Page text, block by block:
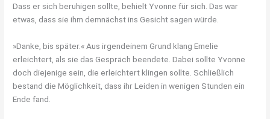
Dass er sich beruhigen sollte, behielt Yvonne für sich. Das war
etwas, dass sie ihm demnächst ins Gesicht sagen würde.
»Danke, bis später.« Aus irgendeinem Grund klang Emelie
erleichtert, als sie das Gespräch beendete. Dabei sollte Yvonne
doch diejenige sein, die erleichtert klingen sollte. Schließlich
bestand die Möglichkeit, dass ihr Leiden in wenigen Stunden ein
Ende fand.